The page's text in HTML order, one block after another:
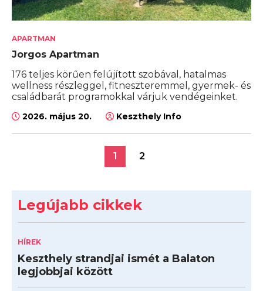
APARTMAN
Jorgos Apartman
176 teljes körűen felújított szobával, hatalmas
wellness részleggel, fitneszteremmel, gyermek- és
családbarát programokkal várjuk vendégeinket.
2026. május 20. Keszthely Info
1 2
Legújabb cikkek
HÍREK
Keszthely strandjai ismét a Balaton
legjobbjai között